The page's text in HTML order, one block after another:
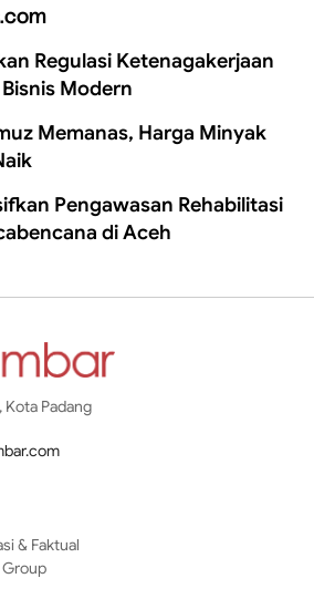
Regulasi Ketenagakerjaan
Modern
Memanas, Harga Minyak
Pengawasan Rehabilitasi
di Aceh
Kota Padang
& Faktual
Group